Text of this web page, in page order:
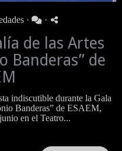
· ·
de las Artes
Banderas” de
indiscutible durante la Gala
Banderas” de ESAEM,
en el Teatro...